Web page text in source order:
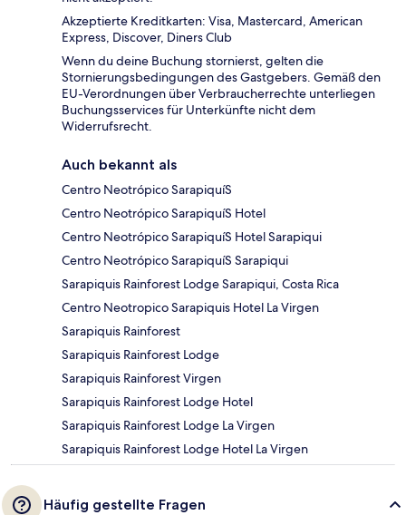
Akzeptierte Kreditkarten: Visa, Mastercard, American
Express, Discover, Diners Club
Wenn du deine Buchung stornierst, gelten die
Stornierungsbedingungen des Gastgebers. Gemäß den
EU-Verordnungen über Verbraucherrechte unterliegen
Buchungsservices für Unterkünfte nicht dem
Widerrufsrecht.
Auch bekannt als
Centro Neotrópico SarapiquíS
Centro Neotrópico SarapiquíS Hotel
Centro Neotrópico SarapiquíS Hotel Sarapiqui
Centro Neotrópico SarapiquíS Sarapiqui
Sarapiquis Rainforest Lodge Sarapiqui, Costa Rica
Centro Neotropico Sarapiquis Hotel La Virgen
Sarapiquis Rainforest
Sarapiquis Rainforest Lodge
Sarapiquis Rainforest Virgen
Sarapiquis Rainforest Lodge Hotel
Sarapiquis Rainforest Lodge La Virgen
Sarapiquis Rainforest Lodge Hotel La Virgen
Häufig gestellte Fragen